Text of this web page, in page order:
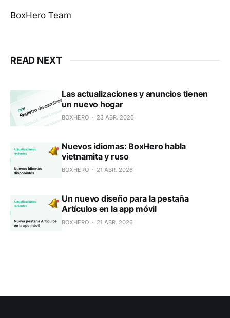
BoxHero Team
READ NEXT
Las actualizaciones y anuncios tienen
un nuevo hogar
BOXHERO 23 ABR. 2026
Nuevos idiomas: BoxHero habla
vietnamita y ruso
BOXHERO 21 ABR. 2026
Un nuevo diseño para la pestaña
Artículos en la app móvil
BOXHERO 21 ABR. 2026